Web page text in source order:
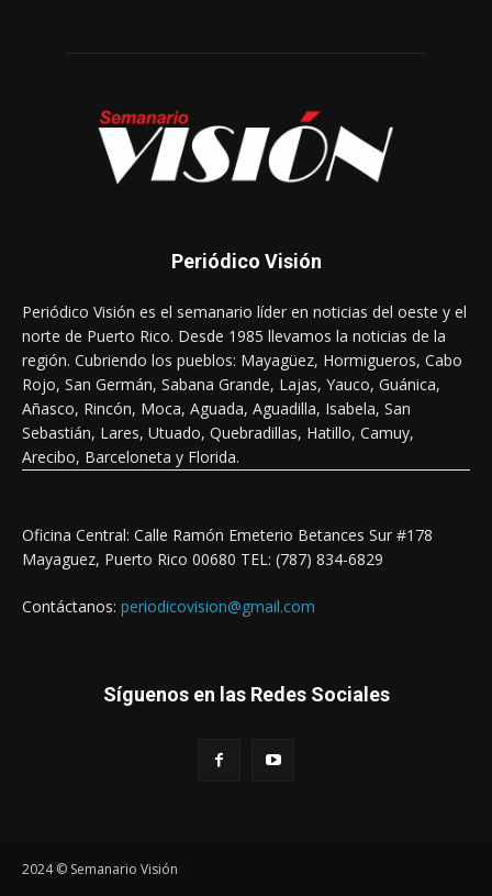
Periódico Visión
Periódico Visión es el semanario líder en noticias del oeste y el
norte de Puerto Rico. Desde 1985 llevamos la noticias de la
región. Cubriendo los pueblos: Mayagüez, Hormigueros, Cabo
Rojo, San Germán, Sabana Grande, Lajas, Yauco, Guánica,
Añasco, Rincón, Moca, Aguada, Aguadilla, Isabela, San
Sebastián, Lares, Utuado, Quebradillas, Hatillo, Camuy,
Arecibo, Barceloneta y Florida.
Oficina Central: Calle Ramón Emeterio Betances Sur #178
Mayaguez, Puerto Rico 00680 TEL: (787) 834-6829
Contáctanos: periodicovision@gmail.com
Síguenos en las Redes Sociales
2024 © Semanario Visión